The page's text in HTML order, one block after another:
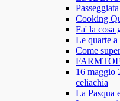
Cooking
Fa' la cosa
Le quarte
Come
16 maggio
celiachia
La Pasqua